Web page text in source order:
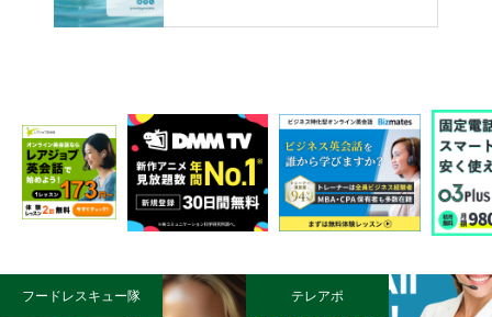
フードレスキュー隊 テレアポ